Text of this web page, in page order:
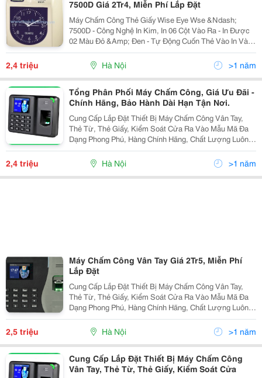
7500D Giá 2Tr4, Miễn Phí Lắp Đặt
Máy Chấm Công Thẻ Giấy Wise Eye Wse &Ndash;
7500D - Công Nghệ In Kim, In 06 Cột Vào Ra - In Được
02 Màu Đỏ &Amp; Đen - Tự Động Cuốn Thẻ Vào In Và
Đẩy Thẻ Lên. - Tự Động Cập Nhật Lại Ngày Giờ Khi Xảy
Ra Mất Điện - Phân Biệt Mặt Thẻ Khi
2,4 triệu Hà Nội >1 năm
Tổng Phân Phối Máy Chấm Công, Giá Ưu Đãi -
Chính Hãng, Bảo Hành Dài Hạn Tận Nơi.
Cung Cấp Lắp Đặt Thiết Bị Máy Chấm Công Vân Tay,
Thẻ Từ, Thẻ Giấy, Kiểm Soát Cửa Ra Vào Mẫu Mã Đa
Dạng Phong Phú, Hàng Chính Hãng, Chất Lượng Luôn
Đảm Bảo C Đuợc Đánh Giá Hàng Đầu Trong Khu Vực
Trong Nhiều Năm Liền Tel 04.39879167 - 0902.199
2,4 triệu Hà Nội >1 năm
Máy Chấm Công Vân Tay Giá 2Tr5, Miễn Phí
Lắp Đặt
Cung Cấp Lắp Đặt Thiết Bị Máy Chấm Công Vân Tay,
Thẻ Từ, Thẻ Giấy, Kiểm Soát Cửa Ra Vào Mẫu Mã Đa
Dạng Phong Phú, Hàng Chính Hãng, Chất Lượng Luôn
Đảm Bảo Đuợc Đánh Giá Hàng Đầu Trong Khu Vực
2,5 triệu Hà Nội >1 năm
Cung Cấp Lắp Đặt Thiết Bị Máy Chấm Công
Vân Tay, Thẻ Từ, Thẻ Giấy, Kiểm Soát Cửa